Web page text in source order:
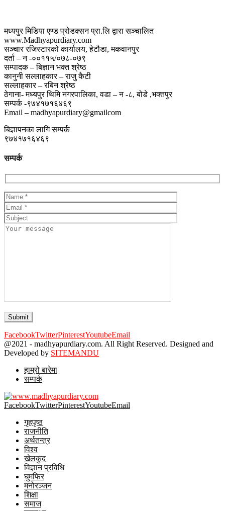
मध्यपुर मिडिया एण्ड प्रोडक्सन प्रा.लि द्वारा सञ्चालित
www.Madhyapurdiary.com
सञ्चार रजिस्टारको कार्यालय, हेटौडा, मकवानपुर
दर्ता – न -००११५/०७८-०७९
सम्पादक – बिज्ञान भक्त श्रेष्ठ
कानुनी सल्लाहकार – राजु कैटी
सल्लाहकार – रबिन श्रेष्ठ
ठेगाना- मध्यपुर थिमि नगरपालिका, वडा – न -८, बोडे ,भक्तपुर
सम्पर्क -९७४१७१६४६९
Email – madhyapurdiary@gmailcom
बिज्ञापनका लागि सम्पर्क
९७४१७१६४६९
सम्पर्क
FacebookTwitterPinterestYoutubeEmail
@2021 - madhyapurdiary.com. All Right Reserved. Designed and
Developed by SITEMANDU
हाम्रो बारेमा
सम्पर्क
FacebookTwitterPinterestYoutubeEmail
गृहपृष्ठ
राजनीति
अर्थतन्त्र
विश्व
खेलकुद
विज्ञान प्रविधि
घुमफिर
मनोरञ्जन
शिक्षा
समाज